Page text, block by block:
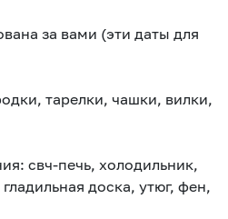
за вами (эти даты для
тарелки, чашки, вилки,
свч-печь, холодильник,
доска, утюг, фен,